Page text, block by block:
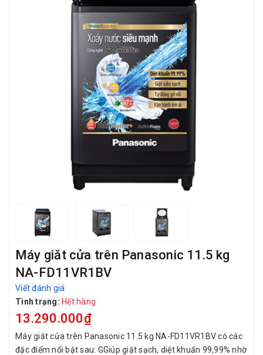
Máy giăt cửa trên Panasonic 11.5 kg
NA-FD11VR1BV
Viết đánh giá
Tình trạng: Hết hàng
13.290.000₫
Máy giăt cửa trên Panasonic 11.5 kg NA-FD11VR1BV có các
đặc điểm nổi bật sau: GGiúp giặt sạch, diệt khuẩn 99,99% nhờ